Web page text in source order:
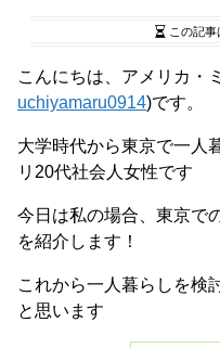
この記事
こんにちは、アメリカ・
uchiyamaru0914)です。
大学時代から東京で一人
リ20代社会人女性です
今日は私の場合、東京で
を紹介します！
これから一人暮らしを検
と思います